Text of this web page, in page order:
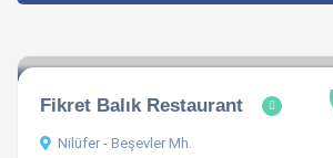
Fikret Balık Restaurant
Nilüfer - Beşevler Mh.